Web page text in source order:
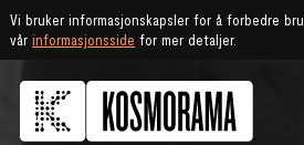
Vi bruker informasjonskapsler for å forbedre
vårinformasjonsside for mer detaljer.